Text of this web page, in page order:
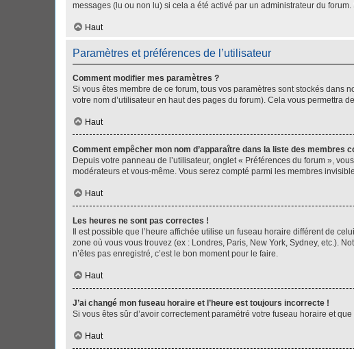
messages (lu ou non lu) si cela a été activé par un administrateur du
Haut
Paramètres et préférences de l’utilisateur
Comment modifier mes paramètres ?
Si vous êtes membre de ce forum, tous vos paramètres sont stockés dans
votre nom d’utilisateur en haut des pages du forum). Cela vous permettra
Haut
Comment empêcher mon nom d’apparaître dans la liste des membres
Depuis votre panneau de l’utilisateur, onglet « Préférences du forum »,
modérateurs et vous-même. Vous serez compté parmi les membres
Haut
Les heures ne sont pas correctes !
Il est possible que l’heure affichée utilise un fuseau horaire différent de
zone où vous vous trouvez (ex : Londres, Paris, New York, Sydney, etc.).
n’êtes pas enregistré, c’est le bon moment pour le faire.
Haut
J’ai changé mon fuseau horaire et l’heure est toujours incorrecte !
Si vous êtes sûr d’avoir correctement paramétré votre fuseau horaire et
Haut